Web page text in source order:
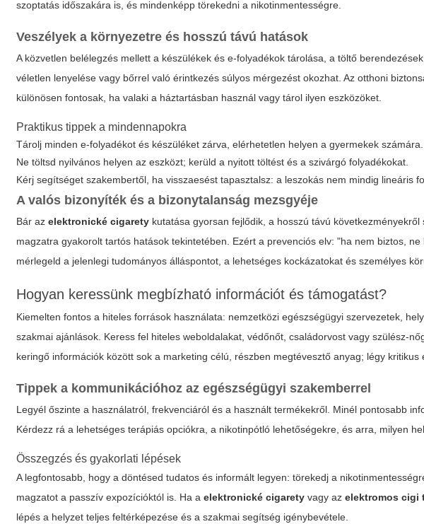
szoptatás időszakára is, és mindenképp törekedni a nikotinmentességre.
Veszélyek a környezetre és hosszú távú hatások
A közvetlen belélegzés mellett a készülékek és e-folyadékok tárolása, a töltő
véletlen lenyelése vagy bőrrel való érintkezés súlyos mérgezést okozhat. Az otthoni
különösen fontosak, ha valaki a háztartásban használ vagy tárol ilyen eszközöket.
Praktikus tippek a mindennapokra
Tárolj minden e-folyadékot és készüléket zárva, elérhetetlen helyen a gyermekek számára.
Ne töltsd nyilvános helyen az eszközt; kerüld a nyitott töltést és a szivárgó folyadékokat.
Kérj segítséget szakembertől, ha visszaesést tapasztalsz: a leszokás nem mindig lineáris
A valós bizonyíték és a bizonytalanság mezsgyéje
Bár azelektronické cigarety kutatása gyorsan fejlődik, a hosszú távú
magzatra gyakorolt tartós hatások tekintetében. Ezért a prevenciós elv: "ha nem biztos,
mérlegeld a jelenlegi tudományos álláspontot, a lehetséges kockázatokat és személyes
Hogyan keressünk megbízható információt és támogatást?
Kiemelten fontos a hiteles források használata: nemzetközi egészségügyi szervezetek,
szakmai ajánlások. Keress fel hiteles weboldalakat, védőnőt, családorvost vagy szülész-
keringő információk között sok a marketing célú, részben megtévesztő anyag; légy kritikus
Tippek a kommunikációhoz az egészségügyi szakemberrel
Legyél őszinte a használatról, frekvenciáról és a használt termékekről. Minél pontosabb
Kérdezz rá a lehetséges terápiás opciókra, a nikotinpótló lehetőségekre, és arra, milyen
Összegzés és gyakorlati lépések
A legfontosabb, hogy a döntésed tudatos és informált legyen: törekedj a
magzatot a passzív expozícióktól is. Ha aelektronické cigarety vagy azelektromos cigi
lépés a helyzet teljes feltérképezése és a szakmai segítség igénybevétele.